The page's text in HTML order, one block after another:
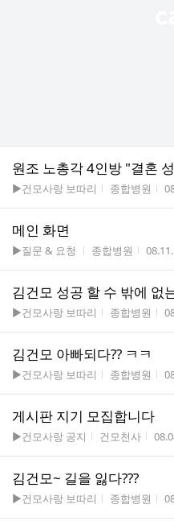
원조 노총각 4인방 "결혼
게시판명
▶건모사랑 보따리 작성자
종합병원
메인 화면
게시판명
▶질문 & 요청 작성자
종합병원 작성
김건모 성공 할 수 밖에 없
게시판명
▶건모사랑 보따리 작성자
종합병원
김건모 아빠되다?? ㅋㅋ
게시판명
▶건모사랑 보따리 작성자
종합병원
게시판 지기 모집합니다
게시판명
▶건모사랑 공지 작성자
건모천사 작
김건모~ 길을 잃다???
게시판명
▶건모사랑 보따리 작성자
종합병원